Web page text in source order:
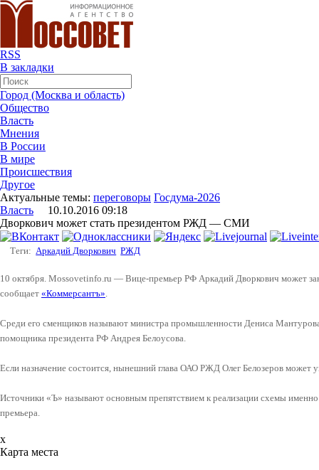
RSS
В закладки
Город (Москва и область)
Общество
Власть
Мнения
В России
В мире
Происшествия
Другое
Актуальные темы: переговоры Госдума-2026
Власть 10.10.2016 09:18
Дворкович может стать президентом РЖД — СМИ
Теги: Аркадий Дворкович РЖД
10 октября. Mossovetinfo.ru — Вице-премьер РФ Аркадий Дворкович может
сообщает «Коммерсантъ».
Среди его сменщиков называют министра промышленности Дениса
помощника президента РФ Андрея Белоусова.
Если назначение состоится, нынешний глава ОАО РЖД Олег Белозеров может
Источники «Ъ» называют основным препятствием к реализации схемы
премьера.
x
Карта места